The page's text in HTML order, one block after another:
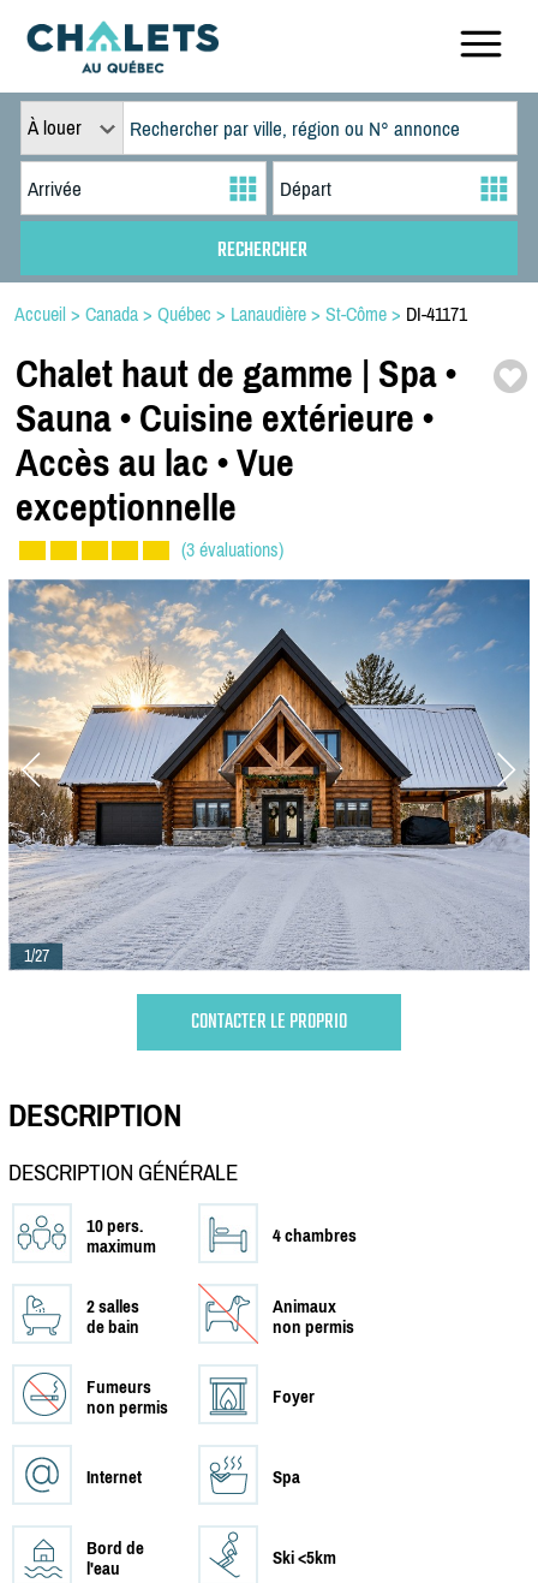
À louer
Accueil > Canada > Québec > Lanaudière > St-Côme > DI-41171
Chalet haut de gamme | Spa •
Sauna • Cuisine extérieure •
Accès au lac • Vue
exceptionnelle
(3 évaluations)
1/27
CONTACTER LE PROPRIO
DESCRIPTION
DESCRIPTION GÉNÉRALE
10 pers.
maximum
4 chambres
2 salles
de bain
Animaux
non permis
Fumeurs
non permis
Foyer
Internet Spa
Bord de
l'eau
Ski <5km